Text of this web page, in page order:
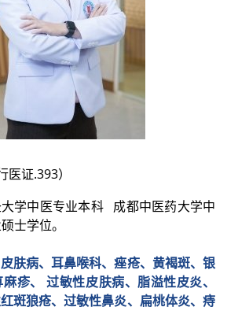
医证.393）
学中医专业本科 成都中医药大学中
士学位。
肤病、耳鼻喉科、痤疮、黄褐斑、银
疹、 过敏性皮肤病、脂溢性皮炎、
斑狼疮、过敏性鼻炎、扁桃体炎、痔